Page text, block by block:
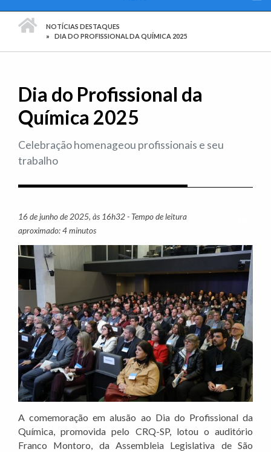
PÁGINA INICIAL
NOTÍCIAS DESTAQUES
DIA DO PROFISSIONAL DA QUÍMICA 2025
Dia do Profissional da
Química 2025
Celebração homenageou profissionais e seu
trabalho
16 de junho de 2025, às 16h32 - Tempo de leitura
aproximado: 4 minutos
A comemoração em alusão ao Dia do Profissional da
Química, promovida pelo CRQ-SP, lotou o auditório
Franco Montoro, da Assembleia Legislativa de São